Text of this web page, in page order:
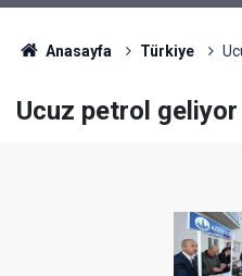
Anasayfa Türkiye
Ucuz petrol geliyor